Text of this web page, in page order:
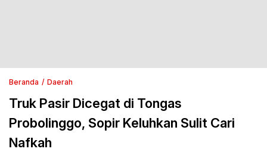
Beranda Daerah
Truk Pasir Dicegat di Tongas
Probolinggo, Sopir Keluhkan Sulit Cari
Nafkah